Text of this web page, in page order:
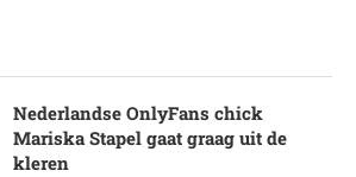
Nederlandse OnlyFans chick
Mariska Stapel gaat graag uit de
kleren